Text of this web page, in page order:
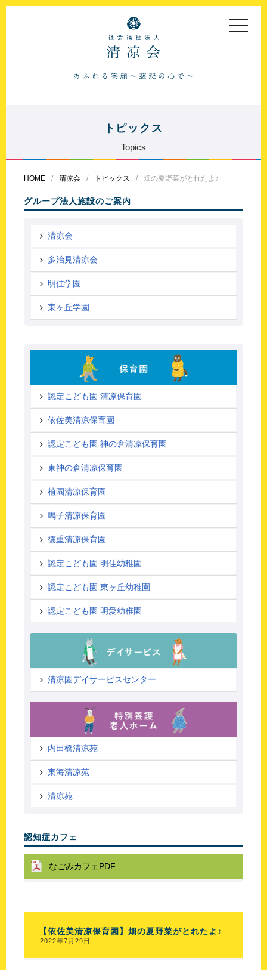
toggle
トピックス
Topics
HOME 清凉会 トピックス 畑の夏野菜がとれたよ♪
グループ法人施設のご案内
清凉会
多治見清凉会
明佳学園
東ヶ丘学園
認定こども園 清凉保育園
依佐美清凉保育園
認定こども園 神の倉清凉保育園
東神の倉清凉保育園
植園清凉保育園
鳴子清凉保育園
徳重清凉保育園
認定こども園 明佳幼稚園
認定こども園 東ヶ丘幼稚園
認定こども園 明愛幼稚園
清凉園デイサービスセンター
内田橋清凉苑
東海清凉苑
清凉苑
認知症カフェ
なごみカフェPDF
【依佐美清凉保育園】畑の夏野菜がとれたよ♪
2022年7月29日